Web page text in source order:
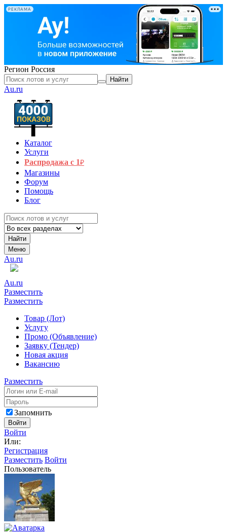
РЕКЛАМА
Регион Россия
Найти
Au.ru
Каталог
Услуги
Распродажа с 1₽
Магазины
Форум
Помощь
Блог
Найти
Меню
Au.ru
Au.ru
Разместить
Разместить
Товар (Лот)
Услугу
Промо (Объявление)
Заявку (Тендер)
Новая акция
Вакансию
Разместить
Запомнить
Войти
Войти
Или:
Регистрация
Разместить Войти
Пользователь